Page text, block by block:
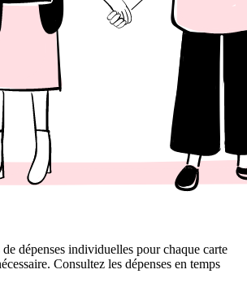
dépenses individuelles pour chaque carte
Consultez les dépenses en temps